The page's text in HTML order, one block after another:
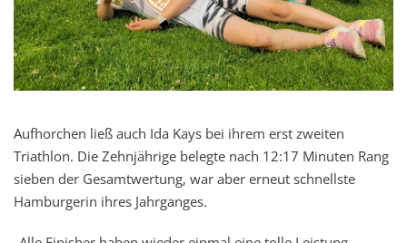
Aufhorchen ließ auch Ida Kays bei ihrem erst zweiten
Triathlon. Die Zehnjährige belegte nach 12:17 Minuten Rang
sieben der Gesamtwertung, war aber erneut schnellste
Hamburgerin ihres Jahrganges.